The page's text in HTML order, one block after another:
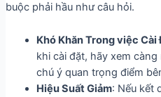
buộc phải hầu như câu hỏi.
Khó Khăn Trong việc Cài
khi cài đặt, hãy xem
chú ý quan trọng điểm
Hiệu Suất Giảm: Nếu kết